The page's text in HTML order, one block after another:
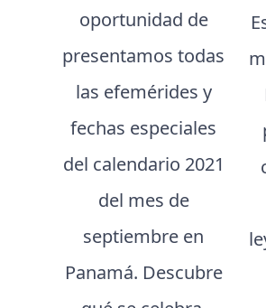
oportunidad de
presentamos todas
las efemérides y
fechas especiales
del calendario 2021
del mes de
septiembre en
Panamá. Descubre